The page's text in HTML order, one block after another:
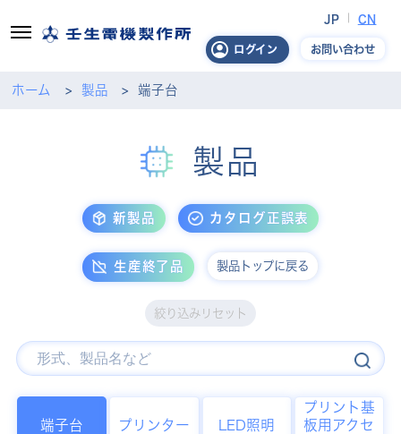
ログイン
JP CN
お問い合わせ
ホーム 製品 端子台
製品
新製品 カタログ正誤表
生産終了品 製品トップに戻る
絞り込みリセット
端子台 プリンター LED照明
プリント基
板用アクセ